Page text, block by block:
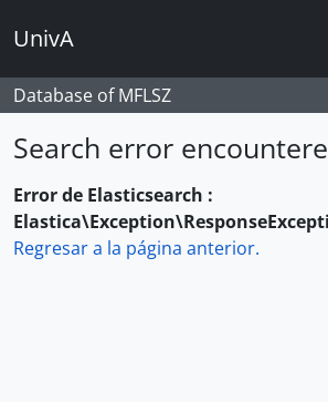
UnivA
Database of MFLSZ
Search error
Error de Elasticsearch :
Regresar a la página anterior.